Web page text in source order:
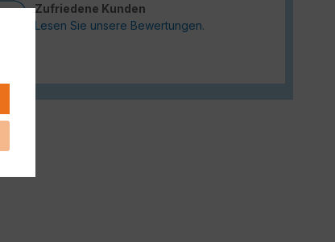
Zufriedene Kunden
Lesen Sie unsere Bewertungen.